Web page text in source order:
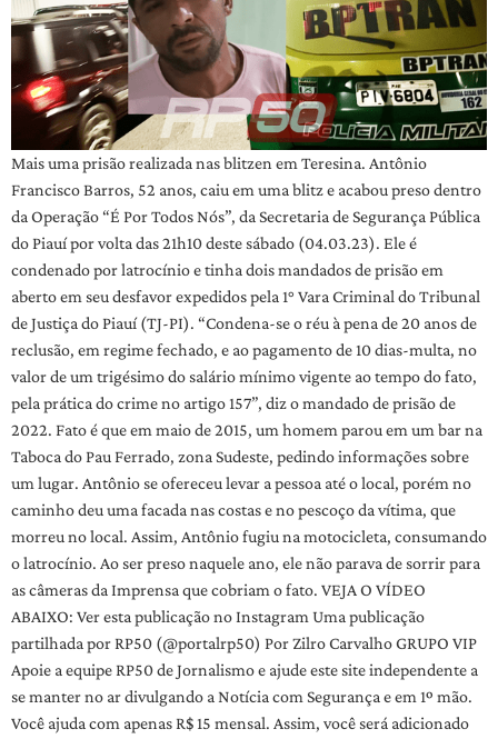
Mais uma prisão realizada nas blitzen em Teresina. Antônio
Francisco Barros, 52 anos, caiu em uma blitz e acabou preso dentro
da Operação “É Por Todos Nós”, da Secretaria de Segurança Pública
do Piauí por volta das 21h10 deste sábado (04.03.23). Ele é
condenado por latrocínio e tinha dois mandados de prisão em
aberto em seu desfavor expedidos pela 1° Vara Criminal do Tribunal
de Justiça do Piauí (TJ-PI). “Condena-se o réu à pena de 20 anos de
reclusão, em regime fechado, e ao pagamento de 10 dias-multa, no
valor de um trigésimo do salário mínimo vigente ao tempo do fato,
pela prática do crime no artigo 157”, diz o mandado de prisão de
2022. Fato é que em maio de 2015, um homem parou em um bar na
Taboca do Pau Ferrado, zona Sudeste, pedindo informações sobre
um lugar. Antônio se ofereceu levar a pessoa até o local, porém no
caminho deu uma facada nas costas e no pescoço da vítima, que
morreu no local. Assim, Antônio fugiu na motocicleta, consumando
o latrocínio. Ao ser preso naquele ano, ele não parava de sorrir para
as câmeras da Imprensa que cobriam o fato. VEJA O VÍDEO
ABAIXO: Ver esta publicação no Instagram Uma publicação
partilhada por RP50 (@portalrp50) Por Zilro Carvalho GRUPO VIP
Apoie a equipe RP50 de Jornalismo e ajude este site independente a
se manter no ar divulgando a Notícia com Segurança e em 1º mão.
Você ajuda com apenas R$ 15 mensal. Assim, você será adicionado